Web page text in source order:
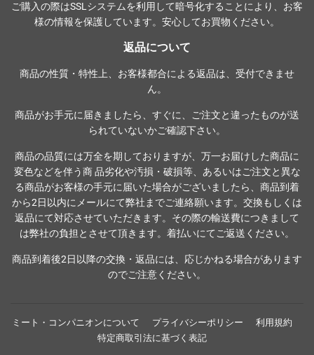
ご購入の際はSSLシステムを利用して暗号化することにより、お客
様の情報を保護しています。安心してお買物ください。
返品について
商品の性質・特性上、お客様都合による返品は、受付できませ
ん。
商品がお手元に届きましたら、すぐに、ご注文と違ったものが送
られていないかご確認下さい。
商品の品質には万全を期しておりますが、万一お届けした商品に
変色などを伴う商 品劣化や汚損・破損等、あるいはご注文と異な
る商品がお客様の手元に届いた場合がございましたら、商品到着
から2日以内にメールにて弊社までご連絡願います。交換もしくは
返品にて対応させていただきます。その際の輸送費につきまして
は弊社の負担とさせて頂きます。着払いにてご返送ください。
商品到着後2日以降の交換・返品には、応じかねる場合があります
のでご注意ください。
ミート・コンパニオンについて プライバシーポリシー
利用規約
特定商取引法に基づく表記